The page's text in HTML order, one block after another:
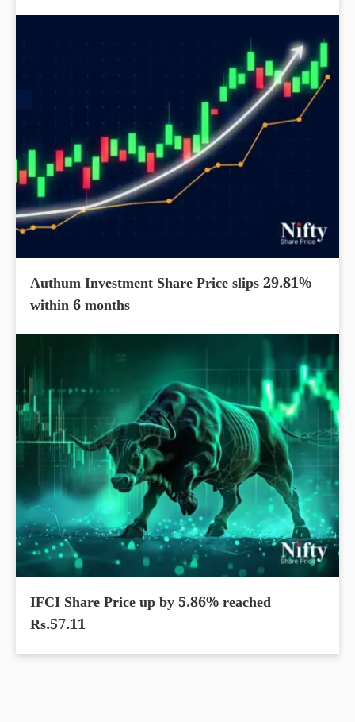
Authum Investment Share Price slips 29.81%
within 6 months
IFCI Share Price up by 5.86% reached
Rs.57.11